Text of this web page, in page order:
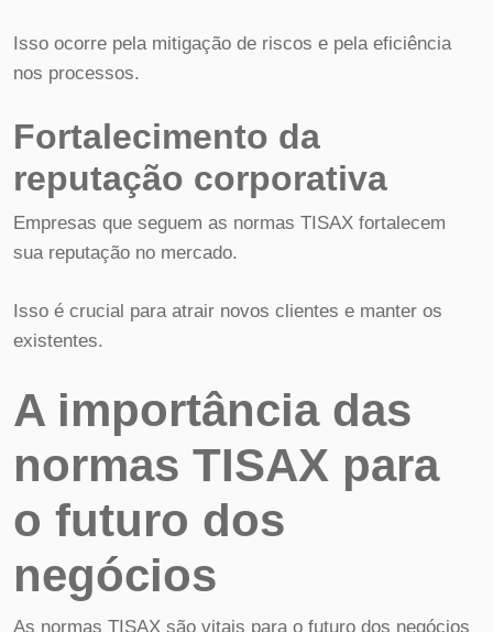
Isso ocorre pela mitigação de riscos e pela eficiência
nos processos.
Fortalecimento da
reputação corporativa
Empresas que seguem as normas TISAX fortalecem
sua reputação no mercado.
Isso é crucial para atrair novos clientes e manter os
existentes.
A importância das
normas TISAX para
o futuro dos
negócios
As normas TISAX são vitais para o futuro dos negócios